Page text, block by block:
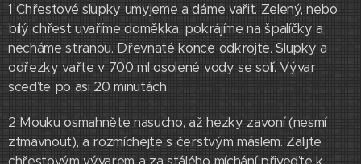
1 Chřestové slupky umyjeme a dáme vařit. Zelený, nebo
bílý chřest uvaříme doměkka, pokrájíme na špalíčky a
necháme stranou. Dřevnaté konce odkrojte. Slupky a
odřezky vařte v 700 ml osolené vody se solí. Vývar
sceďte po asi 20 minutách.
2 Mouku osmahněte nasucho, až hezky zavoní (nesmí
ztmavnout), a rozmíchejte s čerstvým máslem. Zalijte